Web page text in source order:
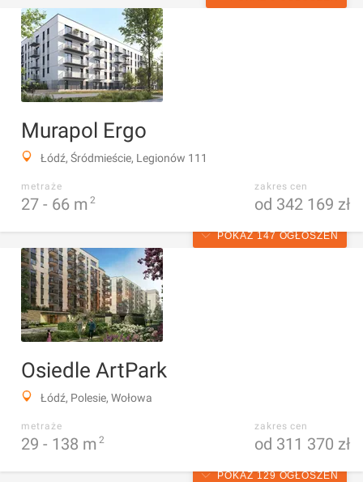
Murapol Ergo
Łódź, Śródmieście, Legionów 111
metraże
27 - 66 m 2
zakres cen
od 342 169 zł
POKAŻ 147 OGŁOSZEŃ
Osiedle ArtPark
Łódź, Polesie, Wołowa
metraże
29 - 138 m 2
zakres cen
od 311 370 zł
POKAŻ 129 OGŁOSZEŃ